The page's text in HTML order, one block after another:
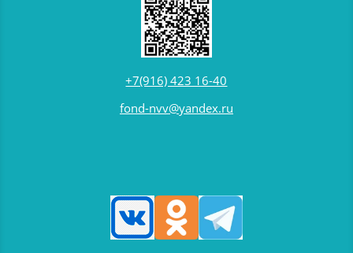
+7(916) 423 16-40
fond-nvv@yandex.ru